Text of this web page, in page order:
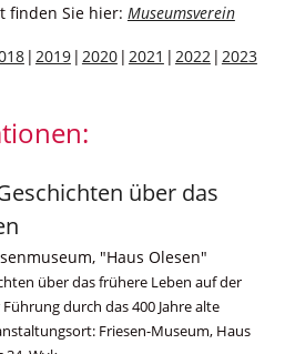
finden Sie hier: Museumsverein
2019 2020 2021 2022
2023
über das
"Haus Olesen"
über das frühere Leben auf der
durch das 400 Jahre alte
Friesen-Museum, Haus